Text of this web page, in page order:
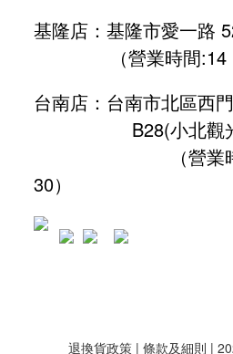
基隆店：基隆市愛一路
（營業時間:
台南店：台南市北區西
B28(小
（營
30）
退換貨政策 | 條款及細則 |